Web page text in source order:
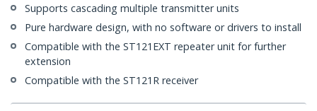
Supports cascading multiple transmitter units
Pure hardware design, with no software or drivers to install
Compatible with the ST121EXT repeater unit for further
extension
Compatible with the ST121R receiver